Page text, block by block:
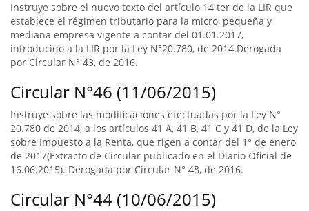
Instruye sobre el nuevo texto del artículo 14 ter de la LIR que
establece el régimen tributario para la micro, pequeña y
mediana empresa vigente a contar del 01.01.2017,
introducido a la LIR por la Ley N°20.780, de 2014.Derogada
por Circular N° 43, de 2016.
Circular N°46 (11/06/2015)
Instruye sobre las modificaciones efectuadas por la Ley N°
20.780 de 2014, a los artículos 41 A, 41 B, 41 C y 41 D, de la Ley
sobre Impuesto a la Renta, que rigen a contar del 1° de enero
de 2017(Extracto de Circular publicado en el Diario Oficial de
16.06.2015). Derogada por Circular N° 48, de 2016.
Circular N°44 (10/06/2015)